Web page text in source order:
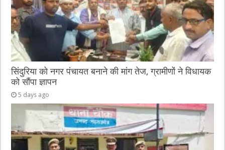
सिंदुरिया को नगर पंचायत बनाने की मांग तेज, ग्रामीणों ने विधायक
को सौंपा ज्ञापन
5 days ago